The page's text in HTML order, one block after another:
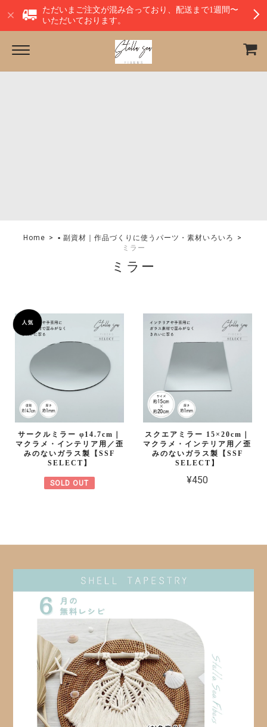
ただいまご注文が混み合っており、配送まで1週間〜
いただいております。
Home
▪︎ 副資材｜作品づくりに使うパーツ・素材いろいろ
ミラー
ミラー
サークルミラー φ14.7cm｜
マクラメ・インテリア用／歪
みのないガラス製【SSF
SELECT】
SOLD OUT
スクエアミラー 15×20cm｜
マクラメ・インテリア用／歪
みのないガラス製【SSF
SELECT】
¥450